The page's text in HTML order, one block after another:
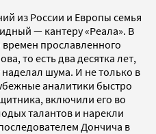
из России и Европы семья
— кантеру «Реала». В
прославленного
то есть два десятка лет,
наделал шума. И не только в
аналитики быстро
включили его во
талантов и нарекли
Дончича в